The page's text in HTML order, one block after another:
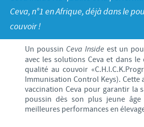
Avantages du poussin Ceva Inside
Vaccins couvoirs
Equipements de vaccination
Communiqué de presse
Importance de la responsabilité
Business et partenariat
CARRIERE
Offres d'emploi
CONTACTEZ-NOUS
Ceva, n°1 en Afrique, déjà dans le
couvoir !
Un poussin Ceva Inside est un
avec les solutions Ceva et dans
qualité au couvoir
Immunisation Control Keys). Cette
vaccination Ceva pour garantir la
poussin dès son plus jeune
meilleures performances en